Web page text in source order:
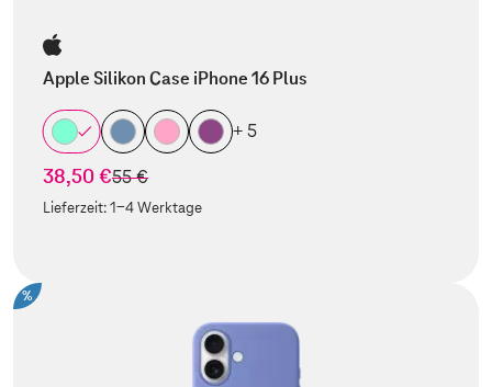
Apple Silikon Case iPhone 16 Plus
+ 5
38,50 €statt
55 €
Lieferzeit:1-4 Werktage
%